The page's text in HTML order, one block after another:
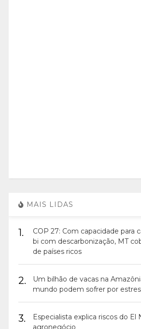
MAIS LIDAS
1.
COP 27: Com capacidade para
bi com descarbonização, MT
de países ricos
2.
Um bilhão de vacas na
mundo podem sofrer por
3.
Especialista explica riscos do El
agronegócio